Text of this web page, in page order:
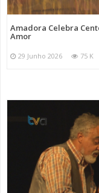
Amadora Celebra
Amor
29 Junho 2026 75 K